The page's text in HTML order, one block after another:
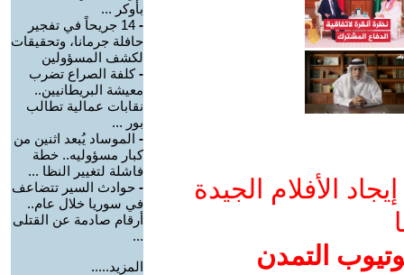
الأفلام الجيدة
التمدن
بأوكر ...
-
14 جريحاً في تفجير
حافلة جرمانا، وتحقيقات
لكشف المسؤولين
-كلفة الصراع تضرب
معيشة البريطانيين..
نقابات عمالية تطالب
بور ...
- الموساد يُبعد اثنين من
كبار مسؤوليه.. خطة
فاشلة لتغيير النظا ...
- حوادث السير تتضاعف
في سوريا خلال عام..
أرقام صادمة عن القتلى
...
المزيد.....